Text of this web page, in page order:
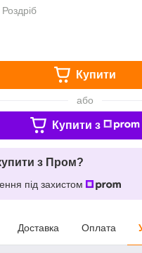
Роздріб
Купити
або
Купити з
з Пром?
під захистом
Доставка Оплата